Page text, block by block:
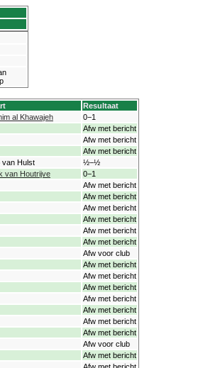
Resultaat
al Khawajeh
0−1
Afw met bericht
Afw met bericht
Afw met bericht
van Hulst
½−½
van Houtrijve
0−1
Afw met bericht
Afw met bericht
Afw met bericht
Afw met bericht
Afw met bericht
Afw met bericht
Afw voor club
Afw met bericht
Afw met bericht
Afw met bericht
Afw met bericht
Afw met bericht
Afw met bericht
Afw met bericht
Afw voor club
Afw met bericht